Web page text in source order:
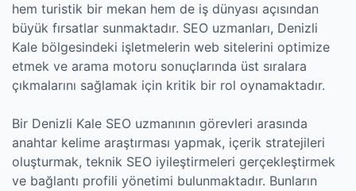
hem turistik bir mekan hem de iş dünyası açısından
büyük fırsatlar sunmaktadır. SEO uzmanları, Denizli
Kale bölgesindeki işletmelerin web sitelerini optimize
etmek ve arama motoru sonuçlarında üst sıralara
çıkmalarını sağlamak için kritik bir rol oynamaktadır.
Bir Denizli Kale SEO uzmanının görevleri arasında
anahtar kelime araştırması yapmak, içerik stratejileri
oluşturmak, teknik SEO iyileştirmeleri gerçekleştirmek
ve bağlantı profili yönetimi bulunmaktadır. Bunların